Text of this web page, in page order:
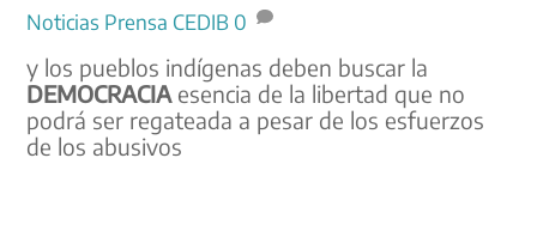
Noticias Prensa CEDIB 0
y los pueblos indígenas deben buscar la
DEMOCRACIAesencia de la libertad que no
podrá ser regateada a pesar de los esfuerzos
de los abusivos